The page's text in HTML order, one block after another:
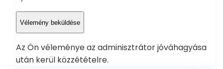
Vélemény beküldése
Az Ön véleménye az adminisztrátor jóváhagyása
után kerül közzétételre.